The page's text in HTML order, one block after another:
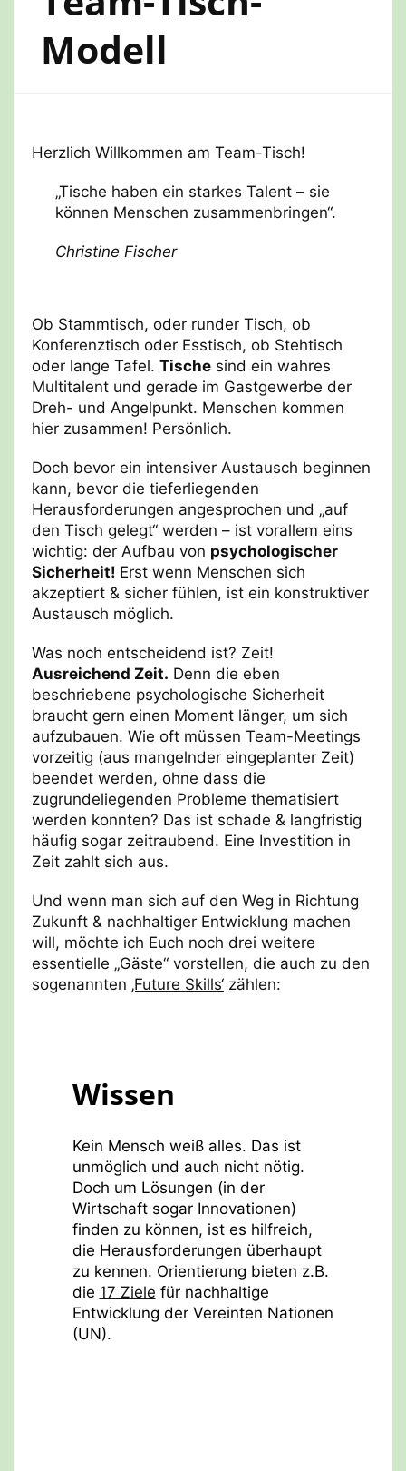
Modell
Herzlich Willkommen am Team-Tisch!
„Tische haben ein starkes Talent – sie
können Menschen zusammenbringen“.
Christine Fischer
Ob Stammtisch, oder runder Tisch, ob
Konferenztisch oder Esstisch, ob Stehtisch
oder lange Tafel. Tische sind ein wahres
Multitalent und gerade im Gastgewerbe der
Dreh- und Angelpunkt. Menschen kommen
hier zusammen! Persönlich.
Doch bevor ein intensiver Austausch beginnen
kann, bevor die tieferliegenden
Herausforderungen angesprochen und „auf
den Tisch gelegt“ werden – ist vorallem eins
wichtig: der Aufbau von psychologischer
Sicherheit! Erst wenn Menschen sich
akzeptiert & sicher fühlen, ist ein konstruktiver
Austausch möglich.
Was noch entscheidend ist? Zeit!
Ausreichend Zeit. Denn die eben
beschriebene psychologische Sicherheit
braucht gern einen Moment länger, um sich
aufzubauen. Wie oft müssen Team-Meetings
vorzeitig (aus mangelnder eingeplanter Zeit)
beendet werden, ohne dass die
zugrundeliegenden Probleme thematisiert
werden konnten? Das ist schade & langfristig
häufig sogar zeitraubend. Eine Investition in
Zeit zahlt sich aus.
Und wenn man sich auf den Weg in Richtung
Zukunft & nachhaltiger Entwicklung machen
will, möchte ich Euch noch drei weitere
essentielle „Gäste“ vorstellen, die auch zu den
sogenannten ‚Future Skills‘ zählen:
Wissen
Kein Mensch weiß alles. Das ist
unmöglich und auch nicht nötig.
Doch um Lösungen (in der
Wirtschaft sogar Innovationen)
finden zu können, ist es hilfreich,
die Herausforderungen überhaupt
zu kennen. Orientierung bieten z.B.
die 17 Ziele für nachhaltige
Entwicklung der Vereinten Nationen
(UN).